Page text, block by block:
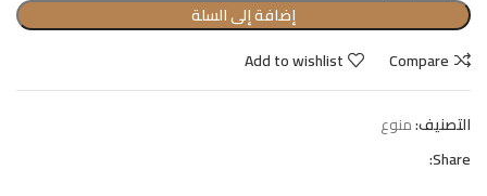
إضافة إلى السلة
Compare
Add to wishlist
التصنيف:منوع
Share: